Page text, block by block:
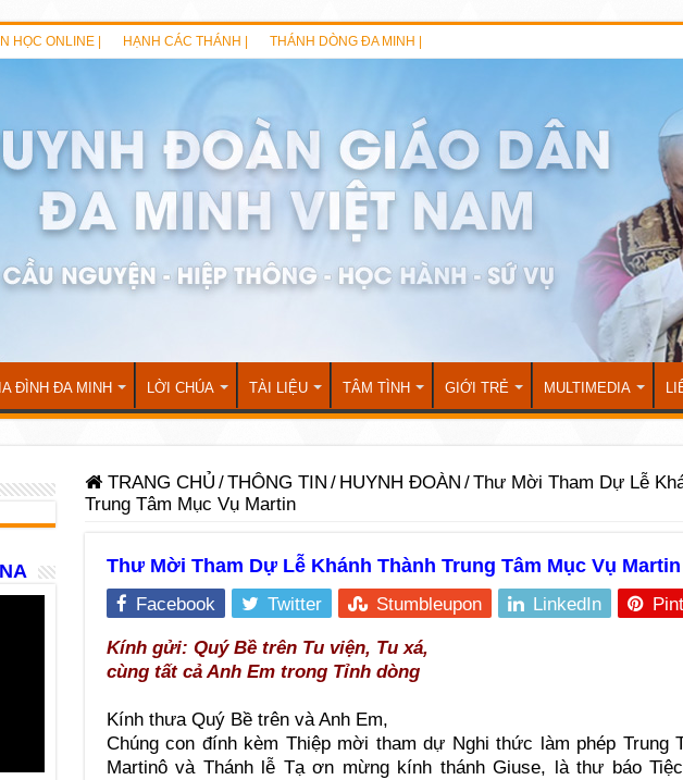
HỌC ONLINE | HẠNH CÁC THÁNH | THÁNH DÒNG ĐA MINH |
ĐÌNH ĐA MINH LỜI CHÚA TÀI LIỆU TÂM TÌNH GIỚI TRẺ MULTIMEDIA
TRANG CHỦ /THÔNG TIN / HUYNH ĐOÀN /Thư Mời Tham Dự Lễ
Trung Tâm Mục Vụ Martin
Thư Mời Tham Dự Lễ Khánh Thành Trung Tâm Mục Vụ Martin
Facebook Twitter Stumbleupon LinkedIn
Kính gửi: Quý Bề trên Tu viện, Tu xá,
cùng tất cả Anh Em trong Tỉnh dòng
Kính thưa Quý Bề trên và Anh Em,
Chúng con đính kèm Thiệp mời tham dự Nghi thức làm phép Trung
Martinô và Thánh lễ Tạ ơn mừng kính thánh Giuse, là thư báo